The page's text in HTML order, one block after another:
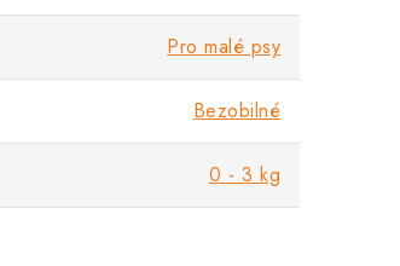
Pro malé psy
Bezobilné
0 - 3 kg